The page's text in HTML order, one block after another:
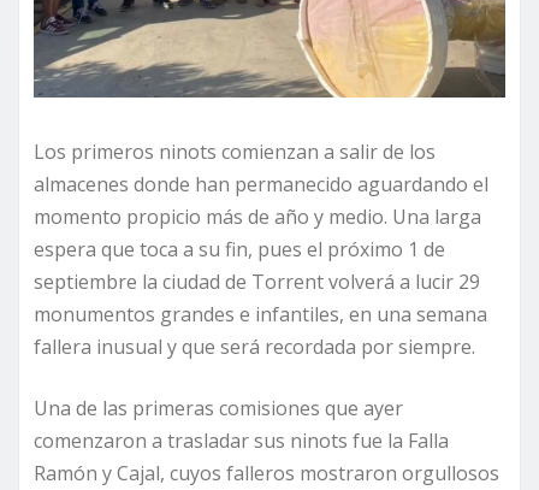
Los primeros ninots comienzan a salir de los
almacenes donde han permanecido aguardando el
momento propicio más de año y medio. Una larga
espera que toca a su fin, pues el próximo 1 de
septiembre la ciudad de Torrent volverá a lucir 29
monumentos grandes e infantiles, en una semana
fallera inusual y que será recordada por siempre.
Una de las primeras comisiones que ayer
comenzaron a trasladar sus ninots fue la Falla
Ramón y Cajal, cuyos falleros mostraron orgullosos